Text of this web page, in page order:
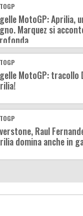
MotoGP: Aprilia,
Marquez si
MotoGP: tracollo
Raul
domina anche in